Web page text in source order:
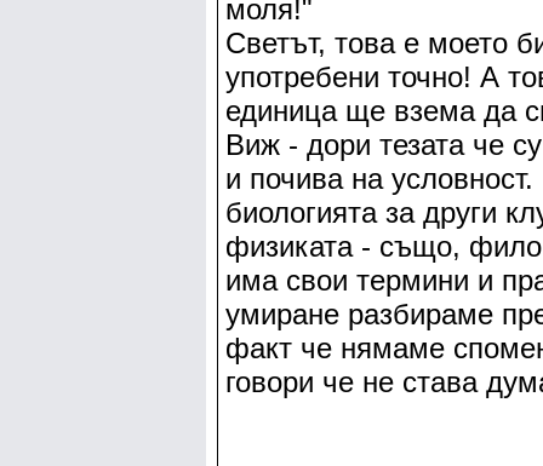
моля!"
Светът, това е моето
употребени точно! А
единица ще взема да
Виж - дори тезата че
и почива на
биологията за други
физиката - също,
има свои термини и
умиране разбираме
факт че нямаме
говори че не става